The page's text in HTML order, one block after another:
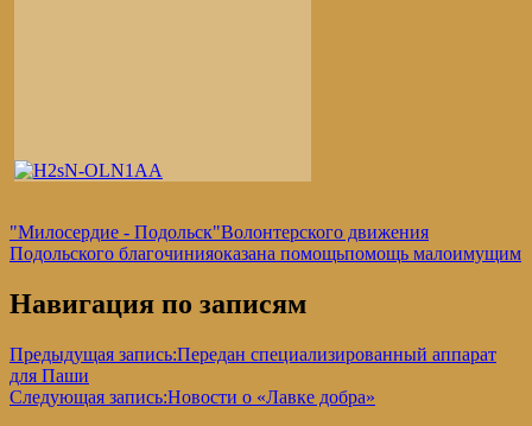
"Милосердие - Подольск"Волонтерского движения
Подольского благочинияоказана помощьпомощь малоимущим
Навигация по записям
Предыдущая запись:Передан специализированный аппарат
для Паши
Следующая запись:Новости о «Лавке добра»